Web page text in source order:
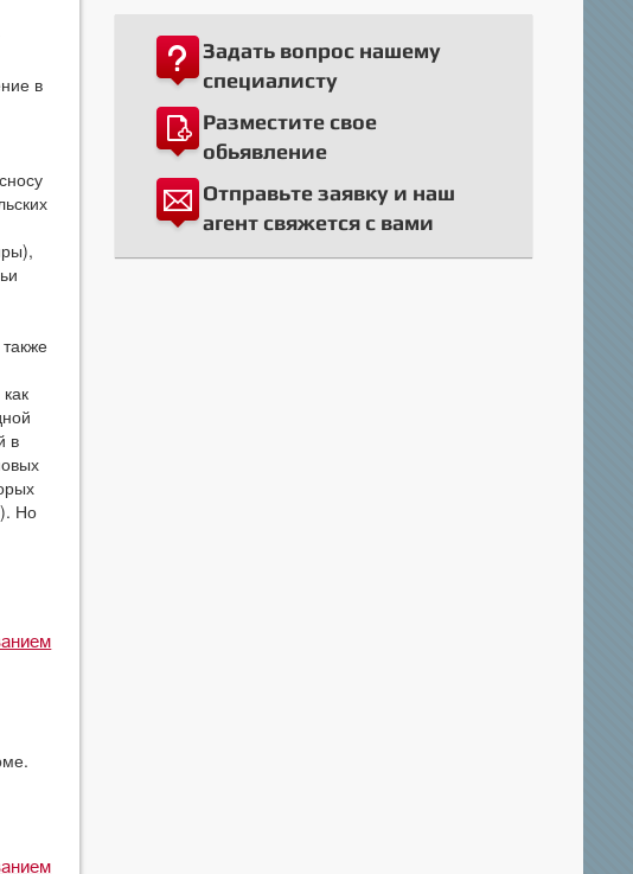
в
в
Но
Задать вопрос нашему
специалисту
Разместите свое
обьявление
Отправьте заявку и наш
агент свяжется с вами